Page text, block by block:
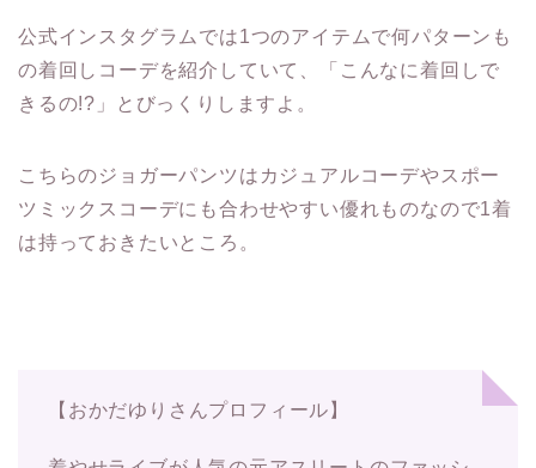
公式インスタグラムでは1つのアイテムで何パターンも
の着回しコーデを紹介していて、「こんなに着回しで
きるの!?」とびっくりしますよ。
こちらのジョガーパンツはカジュアルコーデやスポー
ツミックスコーデにも合わせやすい優れものなので1着
は持っておきたいところ。
【おかだゆりさんプロフィール】